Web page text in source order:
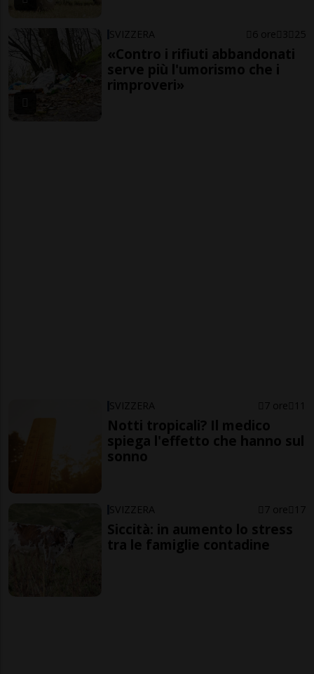
SVIZZERA 6 ore 3 25
«Contro i rifiuti abbandonati
serve più l'umorismo che i
rimproveri»
SVIZZERA 7 ore 11
Notti tropicali? Il medico
spiega l'effetto che hanno sul
sonno
SVIZZERA 7 ore 17
Siccità: in aumento lo stress
tra le famiglie contadine